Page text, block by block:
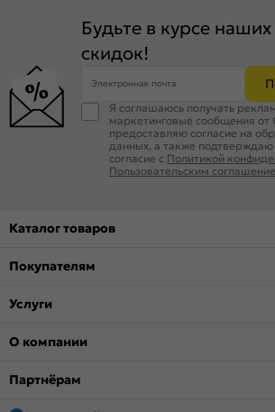
Будьте в курсе
скидок!
Электронная почта
Я соглашаюсь получать
маркетинговые сообщения
предоставляю согласие на
данных, а также подтверждаю
согласие с Политикой
Пользовательским
Каталог товаров
Покупателям
Услуги
О компании
Партнёрам